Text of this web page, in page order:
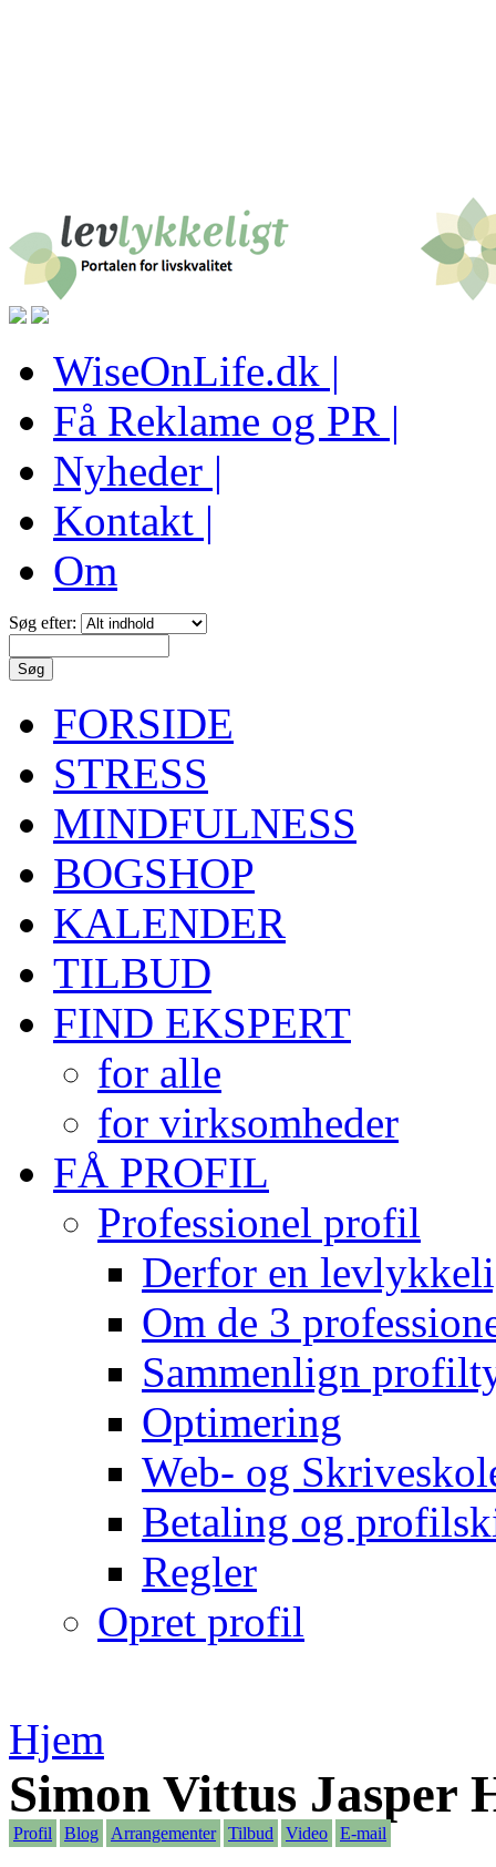
WiseOnLife.dk |
Få Reklame og PR |
Nyheder |
Kontakt |
Om
Søg efter:
FORSIDE
STRESS
MINDFULNESS
BOGSHOP
KALENDER
TILBUD
FIND EKSPERT
for alle
for virksomheder
FÅ PROFIL
Professionel profil
Derfor en
Om de 3
Sammenlign
Optimering
Web- og
Betaling og
Regler
Opret profil
Hjem
Simon Vittus Jasper
Profil Blog Arrangementer Tilbud Video E-mail